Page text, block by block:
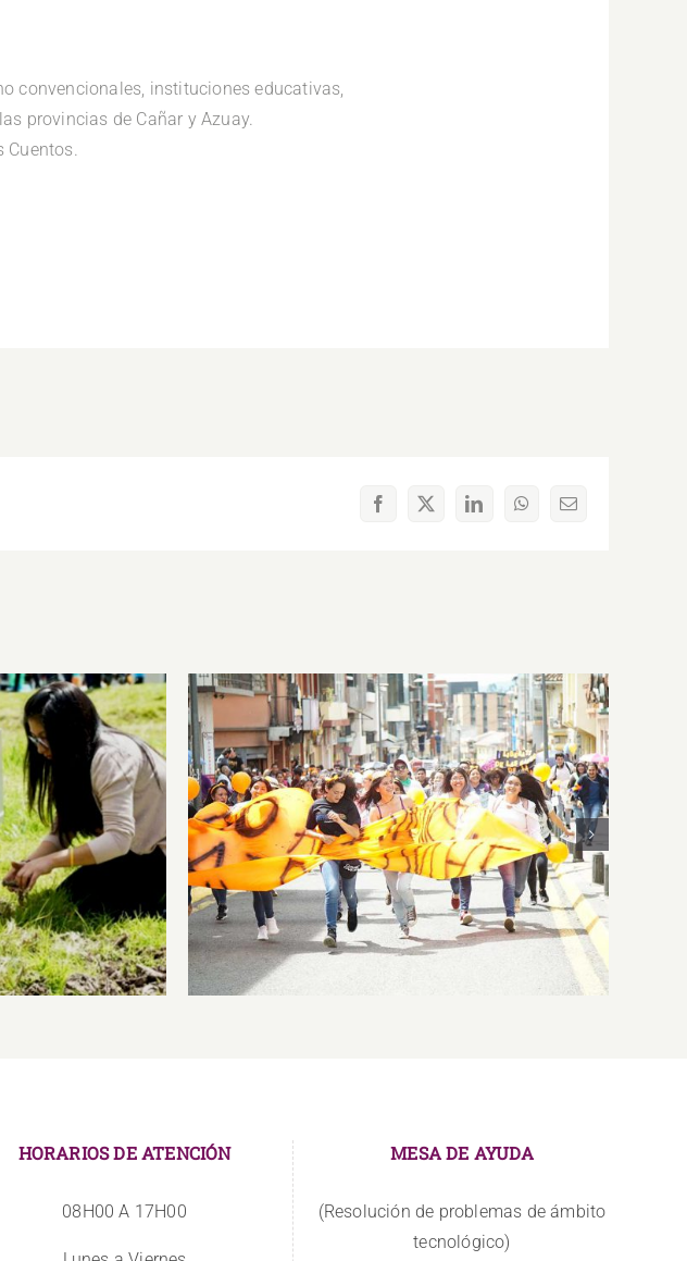
convencionales, instituciones educativas,
provincias de Cañar y Azuay.
Facebook
X LinkedInWhatsAppCorreo
Ambiental y
Nutricional
Inclusión, Género y Educación Sexual
HORARIOS DE ATENCIÓN
08H00 A 17H00
MESA DE AYUDA
(Resolución de problemas de ámbito
tecnológico)